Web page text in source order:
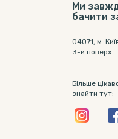
Ми
бачити
04071, м.
3-й поверх
Більше
знайти тут: